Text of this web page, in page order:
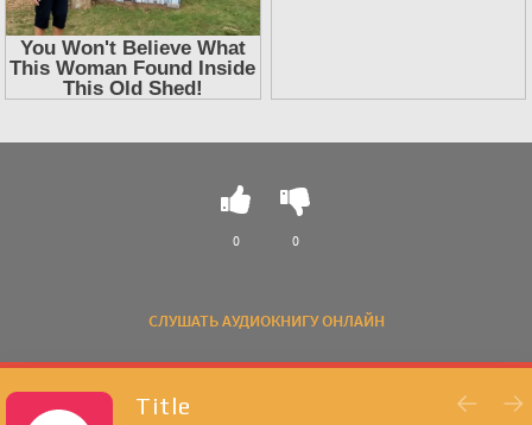
СЛУШАТЬ АУДИОКНИГУ ОНЛАЙН
0 0
Title